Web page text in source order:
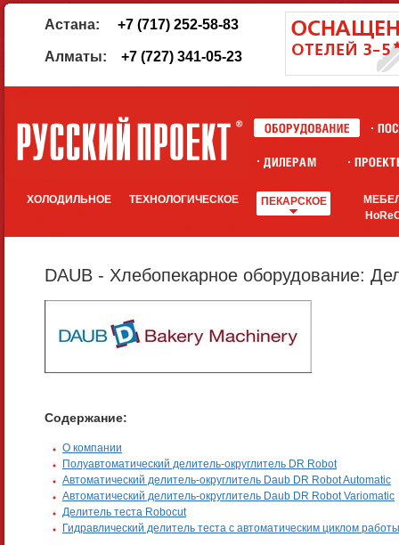
Астана: +7 (717) 252-58-83
Алматы: +7 (727) 341-05-23
ХОЛОДИЛЬНОЕ ТЕХНОЛОГИЧЕСКОЕ ПЕКАРСКОЕ
DAUB - Хлебопекарное оборудование:
Содержание:
О компании
Полуавтоматический делитель-округлитель DR Robot
Автоматический делитель-округлитель Daub DR Robot Automatic
Автоматический делитель-округлитель Daub DR Robot Variomatic
Делитель теста Robocut
Гидравлический делитель теста с автоматическим циклом